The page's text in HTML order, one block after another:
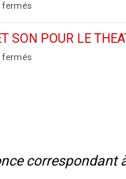
ferméssur
de
théâtre
amateur
SON POUR LE
ferméssur
correspondant